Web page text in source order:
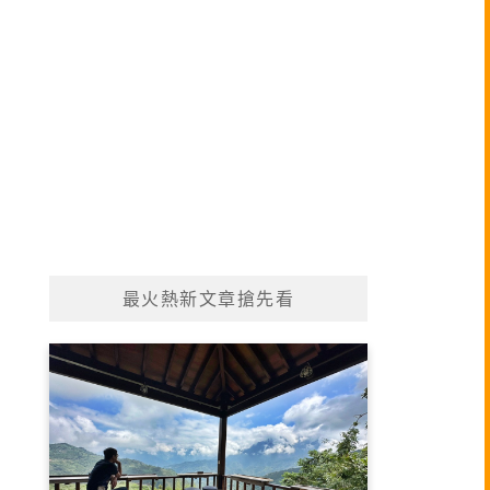
最火熱新文章搶先看